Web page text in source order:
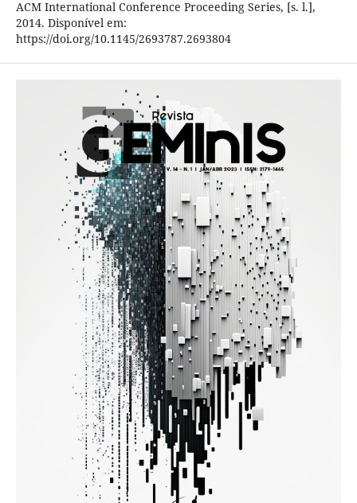
ACM International Conference Proceeding Series, [s. l.],
2014. Disponível em:
https://doi.org/10.1145/2693787.2693804